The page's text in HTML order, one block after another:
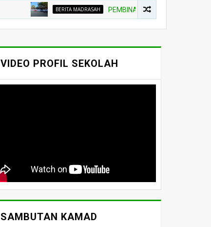
BERITA MADRASAH PEMBINA UPACARA TEKANKAN NIAT
VIDEO PROFIL SEKOLAH
SAMBUTAN KAMAD